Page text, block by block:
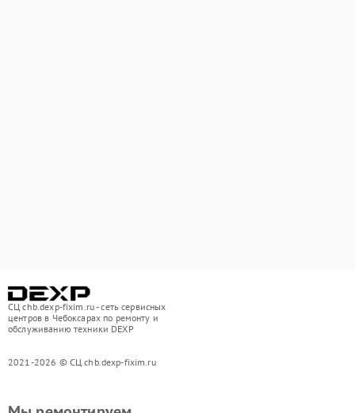
СЦ chb.dexp-fixim.ru - сеть сервисных
центров в Чебоксарах по ремонту и
обслуживанию техники DEXP
2021-2026 © СЦ chb.dexp-fixim.ru